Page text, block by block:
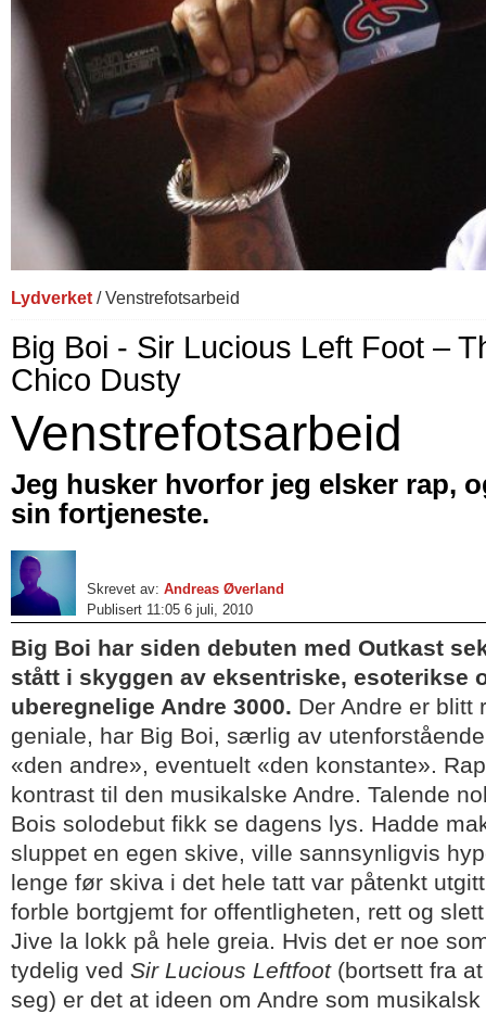
Lydverket / Venstrefotsarbeid
Big Boi - Sir Lucious Left Foot –
Chico Dusty
Venstrefotsarbeid
Jeg husker hvorfor jeg elsker rap,
sin fortjeneste.
Skrevet av: Andreas Øverland
Publisert 11:05 6 juli, 2010
Big Boi har siden debuten med Outkast
stått i skyggen av eksentriske, esoterikse
uberegnelige Andre 3000. Der Andre er blitt
geniale, har Big Boi, særlig av
«den andre», eventuelt «den konstante».
kontrast til den musikalske Andre. Talende
Bois solodebut fikk se dagens lys. Hadde
sluppet en egen skive, ville sannsynligvis
lenge før skiva i det hele tatt var påtenkt
forble bortgjemt for offentligheten, rett og
Jive la lokk på hele greia. Hvis det er noe
tydelig ved Sir Lucious Leftfoot (bortsett fra
seg) er det at ideen om Andre som